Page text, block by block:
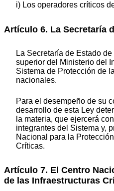
i) Los operadores críticos
Artículo 6. La Secretaría
La Secretaría de Estado
superior del Ministerio del
Sistema de Protección de
nacionales.
Para el desempeño de su
desarrollo de esta Ley
la materia, que ejercerá
integrantes del Sistema y,
Nacional para la
Críticas.
Artículo 7. El Centro
de las Infraestructuras